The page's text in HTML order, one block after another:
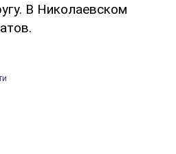
В Николаевском